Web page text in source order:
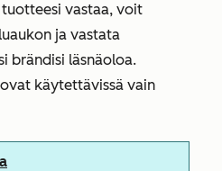
vastaa, voit
ja vastata
brändisi läsnäoloa.
käytettävissä vain